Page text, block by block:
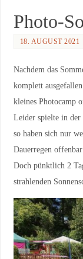
Photo-
18. AUGUST 2021
Nachdem das
komplett
kleines Photocamp
Leider spielte in der
so haben sich nur
Dauerregen
Doch pünktlich 2
strahlenden